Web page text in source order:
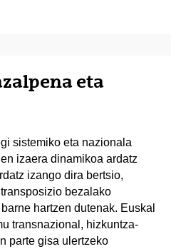
eta
sistemiko eta nazionala
izaera dinamikoa ardatz
izango dira bertsio,
bezalako
hartzen dutenak. Euskal
transnazional, hizkuntza-
parte gisa ulertzeko